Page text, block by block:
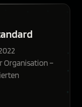
Organisation –